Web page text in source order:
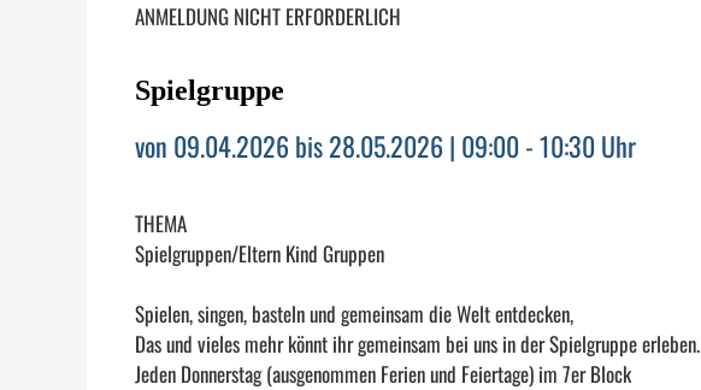
ANMELDUNG NICHT ERFORDERLICH
Spielgruppe
von 09.04.2026 bis 28.05.2026 | 09:00 - 10:30 Uhr
THEMA
Spielgruppen/Eltern Kind Gruppen
Spielen, singen, basteln und gemeinsam die Welt entdecken,
Das und vieles mehr könnt ihr gemeinsam bei uns in der Spielgruppe erleben.
Jeden Donnerstag (ausgenommen Ferien und Feiertage) im 7er Block